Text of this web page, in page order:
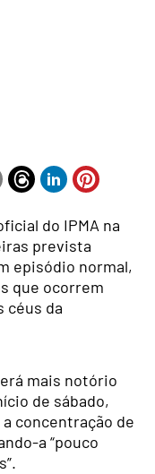
do IPMA na
prevista
episódio normal,
que ocorrem
céus da
mais notório
de sábado,
a concentração de
a “pouco